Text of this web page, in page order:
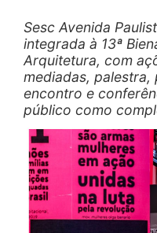
Sesc Avenida
integrada à 13ª
Arquitetura, com
mediadas,
encontro e
público como